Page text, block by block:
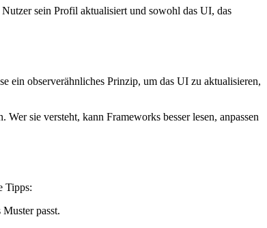
sein Profil aktualisiert und sowohl das UI, das
ein observerähnliches Prinzip, um das UI zu aktualisieren,
sie versteht, kann Frameworks besser lesen, anpassen
Tipps:
passt.